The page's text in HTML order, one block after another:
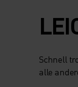
Schnell
alle